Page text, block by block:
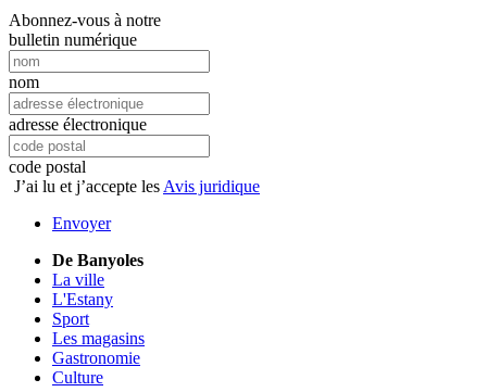
Abonnez-vous à notre
bulletin numérique
nom
adresse électronique
code postal
J’ai lu et j’accepte les Avis juridique
Envoyer
De Banyoles
La ville
L'Estany
Sport
Les magasins
Gastronomie
Culture